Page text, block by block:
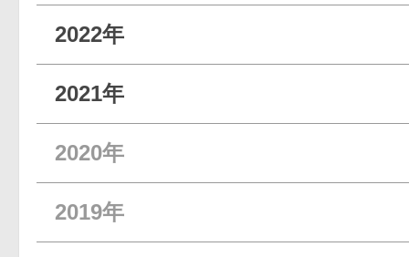
2022年
2021年
2020年
2019年